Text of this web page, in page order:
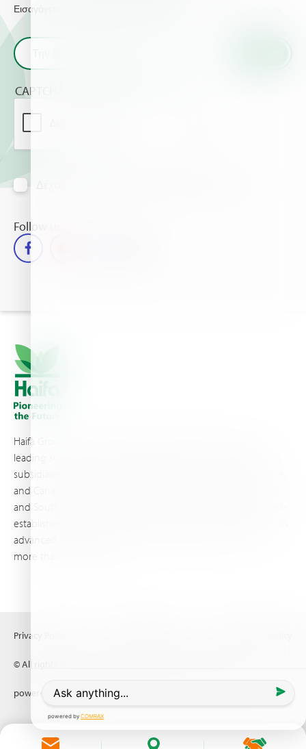
Εισαγάγετε το email σας και λάβετε τα τελευταία νέα από τη Haifa
CAPTCHA
Follow us
Haifa Group is a multi-national corporation and a global
leading supplier of specialty fertilizers, operating through 19
subsidiaries worldwide, with production sites in Israel, France,
and Canada, as well as proprietary blending facilities in Brazil
and South Africa. Backed by extensive infrastructure and well-
established distribution and logistics networks, Haifa makes its
advanced plant nutrition solutions available to growers in
more than 100 countries.
© All rights reserved (2026) Haifa Negev technologies LTD
Privacy Policy
powered byComrax